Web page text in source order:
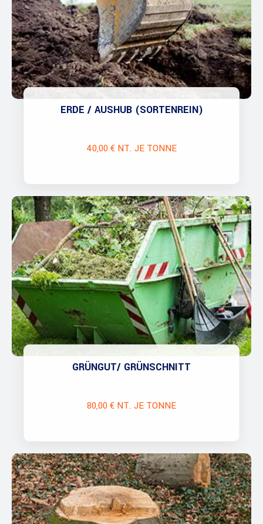
ERDE / AUSHUB (SORTENREIN)
40,00 € NT. JE TONNE
GRÜNGUT/ GRÜNSCHNITT
80,00 € NT. JE TONNE